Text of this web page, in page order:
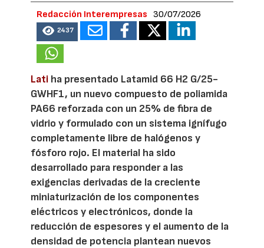
Redacción Interempresas 30/07/2026
2437
Lati ha presentado Latamid 66 H2 G/25-
GWHF1, un nuevo compuesto de poliamida
PA66 reforzada con un 25% de fibra de
vidrio y formulado con un sistema ignífugo
completamente libre de halógenos y
fósforo rojo. El material ha sido
desarrollado para responder a las
exigencias derivadas de la creciente
miniaturización de los componentes
eléctricos y electrónicos, donde la
reducción de espesores y el aumento de la
densidad de potencia plantean nuevos